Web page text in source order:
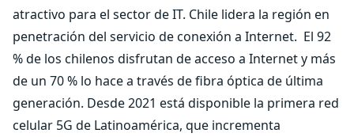
atractivo para el sector de IT. Chile lidera la región en
penetración del servicio de conexión a Internet. El 92
% de los chilenos disfrutan de acceso a Internet y más
de un 70 % lo hace a través de fibra óptica de última
generación. Desde 2021 está disponible la primera red
celular 5G de Latinoamérica, que incrementa